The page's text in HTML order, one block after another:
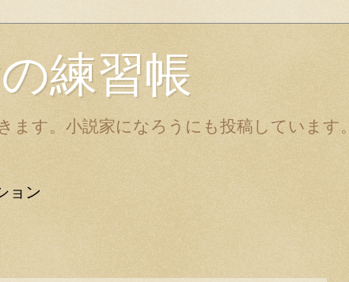
練習帳
ます。小説家になろうにも投稿しています。
ョン